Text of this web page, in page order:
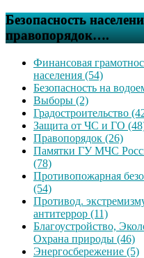
Безопасность
правопорядок….
Финансовая
населения (54)
Безопасность на
Выборы (2)
Градостроительство
Защита от ЧС и ГО
Правопорядок (26)
Памятки ГУ МЧС
(78)
Противопожарная
(54)
Противод.
антитеррор (11)
Благоустройство,
Охрана природы (46)
Энергосбережение (5)